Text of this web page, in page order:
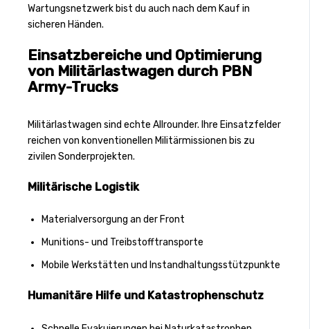
Wartungsnetzwerk bist du auch nach dem Kauf in
sicheren Händen.
Einsatzbereiche und Optimierung
von Militärlastwagen durch PBN
Army-Trucks
Militärlastwagen sind echte Allrounder. Ihre Einsatzfelder
reichen von konventionellen Militärmissionen bis zu
zivilen Sonderprojekten.
Militärische Logistik
Materialversorgung an der Front
Munitions- und Treibstofftransporte
Mobile Werkstätten und Instandhaltungsstützpunkte
Humanitäre Hilfe und Katastrophenschutz